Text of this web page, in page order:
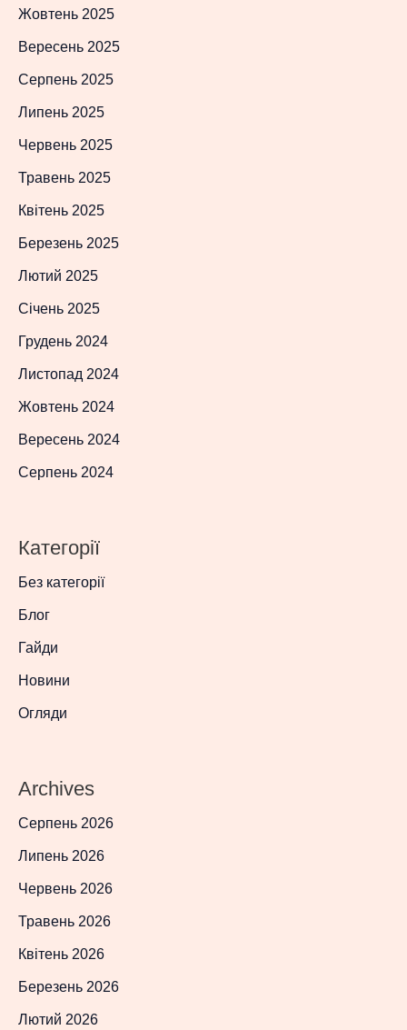
Жовтень 2025
Вересень 2025
Серпень 2025
Липень 2025
Червень 2025
Травень 2025
Квітень 2025
Березень 2025
Лютий 2025
Січень 2025
Грудень 2024
Листопад 2024
Жовтень 2024
Вересень 2024
Серпень 2024
Категорії
Без категорії
Блог
Гайди
Новини
Огляди
Archives
Серпень 2026
Липень 2026
Червень 2026
Травень 2026
Квітень 2026
Березень 2026
Лютий 2026